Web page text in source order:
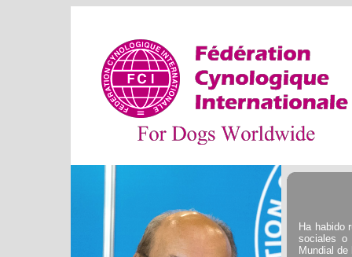
Ha habido
sociales o
Mundial